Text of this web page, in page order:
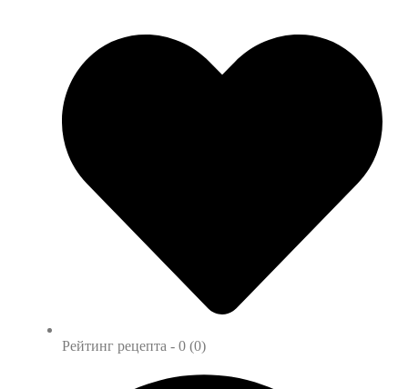
Рейтинг рецепта - 0 (0)